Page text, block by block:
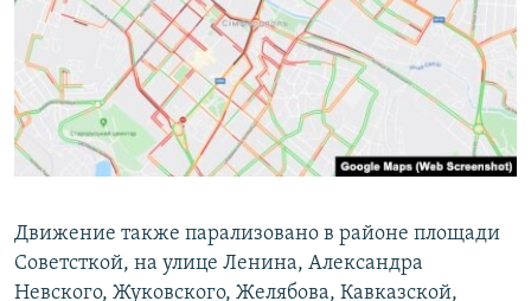
Движение также парализовано в районе площади
Советсткой, на улице Ленина, Александра
Невского, Жуковского, Желябова, Кавказской,